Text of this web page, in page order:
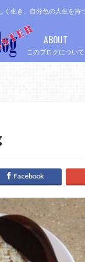
く生き、自分色の人生を持
このブログについて
ABOUT
Facebook